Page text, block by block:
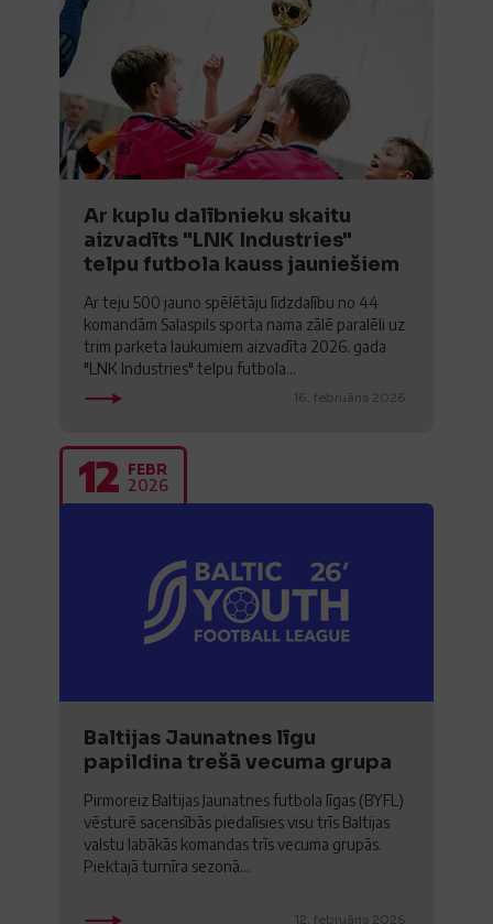
Ar kuplu dalībnieku skaitu
aizvadīts "LNK Industries"
telpu futbola kauss jauniešiem
Ar teju 500 jauno spēlētāju līdzdalību no 44
komandām Salaspils sporta nama zālē paralēli uz
trim parketa laukumiem aizvadīta 2026. gada
"LNK Industries" telpu futbola...
16. februāris 2026.
12 FEBR
2026
Baltijas Jaunatnes līgu
papildina trešā vecuma grupa
Pirmoreiz Baltijas Jaunatnes futbola līgas (BYFL)
vēsturē sacensībās piedalīsies visu trīs Baltijas
valstu labākās komandas trīs vecuma grupās.
Piektajā turnīra sezonā...
12. februāris 2026.